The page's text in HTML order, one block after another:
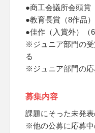
●商工会議所会頭
●教育長賞（8作品
●佳作（入賞外）
※ジュニア部門の
る
※ジュニア部門の
募集内容
課題にそった未発
※他の公募に応募